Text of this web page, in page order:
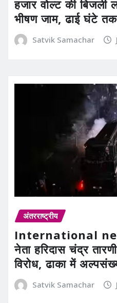
हजार वोल्ट की बिजली
भीषण जाम, ढाई घंटे
Satvik Samachar
अंतरराष्ट्रीय
International
नेता हरिदास चंद्र
विरोध, ढाका में
Satvik Samachar